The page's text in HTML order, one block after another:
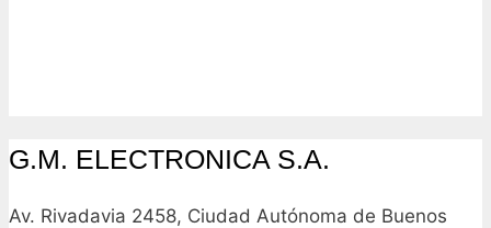
G.M. ELECTRONICA S.A.
Av. Rivadavia 2458, Ciudad Autónoma de Buenos